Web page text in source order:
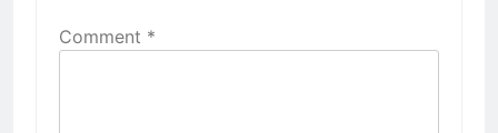
Comment *